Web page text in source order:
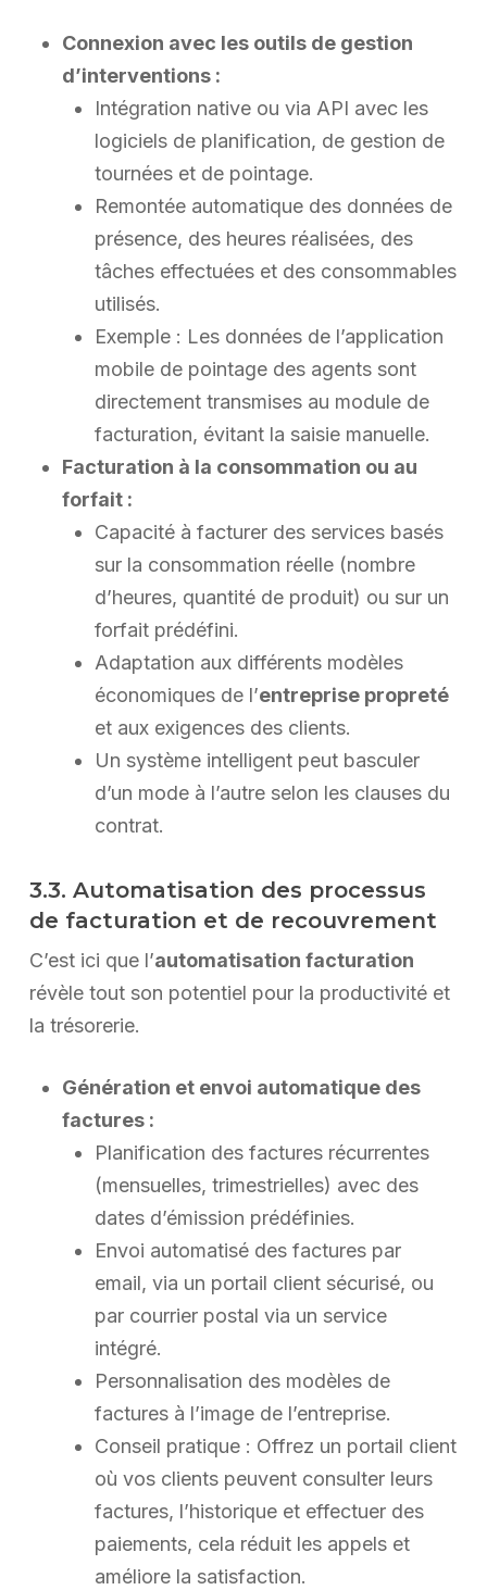
Connexion avec les outils de gestion
d’interventions :
Intégration native ou via API avec les
logiciels de planification, de gestion de
tournées et de pointage.
Remontée automatique des données de
présence, des heures réalisées, des
tâches effectuées et des consommables
utilisés.
Exemple : Les données de l’application
mobile de pointage des agents sont
directement transmises au module de
facturation, évitant la saisie manuelle.
Facturation à la consommation ou au
forfait :
Capacité à facturer des services basés
sur la consommation réelle (nombre
d’heures, quantité de produit) ou sur un
forfait prédéfini.
Adaptation aux différents modèles
économiques de l’entreprise propreté
et aux exigences des clients.
Un système intelligent peut basculer
d’un mode à l’autre selon les clauses du
contrat.
3.3. Automatisation des processus
de facturation et de recouvrement
C’est ici que l’automatisation facturation
révèle tout son potentiel pour la productivité et
la trésorerie.
Génération et envoi automatique des
factures :
Planification des factures récurrentes
(mensuelles, trimestrielles) avec des
dates d’émission prédéfinies.
Envoi automatisé des factures par
email, via un portail client sécurisé, ou
par courrier postal via un service
intégré.
Personnalisation des modèles de
factures à l’image de l’entreprise.
Conseil pratique : Offrez un portail client
où vos clients peuvent consulter leurs
factures, l’historique et effectuer des
paiements, cela réduit les appels et
améliore la satisfaction.